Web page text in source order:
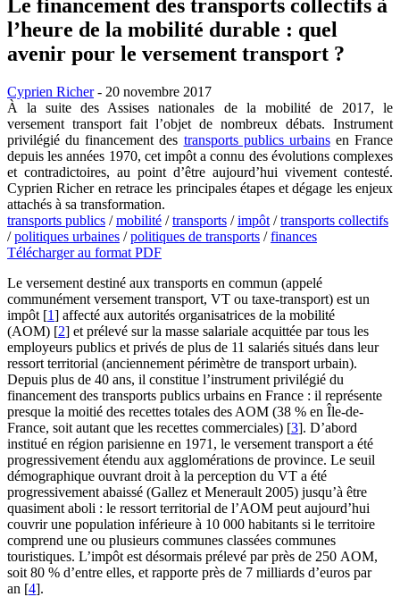
Le financement des transports collectifs à
l’heure de la mobilité durable : quel
avenir pour le versement transport ?
Cyprien Richer- 20 novembre 2017
À la suite des Assises nationales de la mobilité de 2017, le
versement transport fait l’objet de nombreux débats. Instrument
privilégié du financement des transports publics urbainsen France
depuis les années 1970, cet impôt a connu des évolutions complexes
et contradictoires, au point d’être aujourd’hui vivement contesté.
Cyprien Richer en retrace les principales étapes et dégage les enjeux
attachés à sa transformation.
transports publics /mobilité /transports /impôt /transports collectifs
/politiques urbaines /politiques de transports /finances
Télécharger au format PDF
Le versement destiné aux transports en commun (appelé
communément versement transport, VT ou taxe-transport) est un
impôt [1] affecté aux autorités organisatrices de la mobilité
(AOM) [2] et prélevé sur la masse salariale acquittée par tous les
employeurs publics et privés de plus de 11 salariés situés dans leur
ressort territorial (anciennement périmètre de transport urbain).
Depuis plus de 40 ans, il constitue l’instrument privilégié du
financement des transports publics urbains en France : il représente
presque la moitié des recettes totales des AOM (38 % en Île-de-
France, soit autant que les recettes commerciales) [3]. D’abord
institué en région parisienne en 1971, le versement transport a été
progressivement étendu aux agglomérations de province. Le seuil
démographique ouvrant droit à la perception du VT a été
progressivement abaissé (Gallez et Menerault 2005) jusqu’à être
quasiment aboli : le ressort territorial de l’AOM peut aujourd’hui
couvrir une population inférieure à 10 000 habitants si le territoire
comprend une ou plusieurs communes classées communes
touristiques. L’impôt est désormais prélevé par près de 250 AOM,
soit 80 % d’entre elles, et rapporte près de 7 milliards d’euros par
an [4].